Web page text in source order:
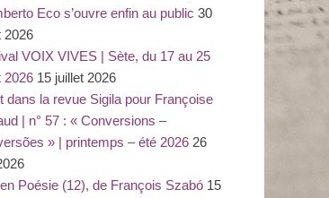
Eco s’ouvre enfin au public 30
2026
VOIX VIVES | Sète, du 17 au 25
2026 15 juillet 2026
dans la revue Sigila pour Françoise
| n° 57 : « Conversions –
» | printemps – été 2026 26
Poésie (12), de François Szabó 15